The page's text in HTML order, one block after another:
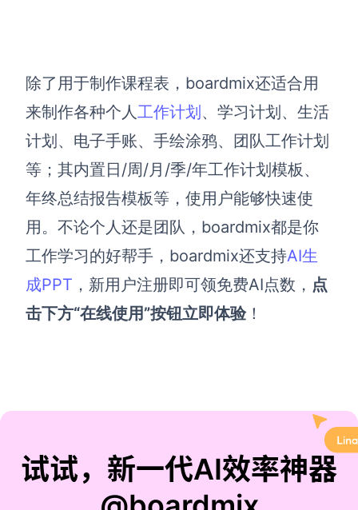
除了用于制作课程表，boardmix还适合用
来制作各种个人工作计划 、学习计划、生活
计划、电子手账、手绘涂鸦、团队工作计划
等；其内置日/周/月/季/年工作计划模板、
年终总结报告模板等，使用户能够快速使
用。不论个人还是团队，boardmix都是你
工作学习的好帮手，boardmix还支持AI生
成PPT ，新用户注册即可领免费AI点数， 点
击下方“在线使用”按钮立即体验！
试试，新一代AI效率神器